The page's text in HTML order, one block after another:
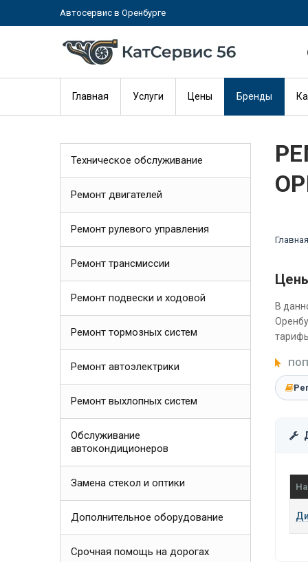
Автосервис в Оренбурге
Главная Услуги Цены Бренды
Главная
В
Техническое обслуживание
Ремонт двигателей
Ремонт рулевого управления
Ремонт трансмиссии
Ремонт подвески и ходовой
Ремонт тормозных систем
Ремонт автоэлектрики
Ремонт выхлопных систем
Обслуживание
автокондиционеров
Замена стекол и оптики
Дополнительное оборудование
Срочная помощь на дорогах